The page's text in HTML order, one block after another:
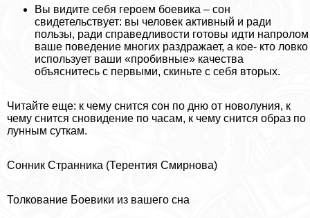
Вы видите себя героем боевика – сон
свидетельствует: вы человек активный и ради
пользы, ради справедливости готовы идти напролом
ваше поведение многих раздражает, а кое- кто ловко
использует ваши «пробивные» качества
объяснитесь с первыми, скиньте с себя вторых.
Читайте еще: к чему снится сон по дню от новолуния, к
чему снится сновидение по часам, к чему снится образ по
лунным суткам.
Сонник Странника (Терентия Смирнова)
Толкование Боевики из вашего сна